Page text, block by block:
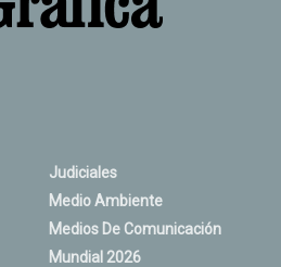
Judiciales
Medio Ambiente
Medios De Comunicación
Mundial 2026